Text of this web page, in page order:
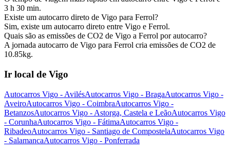
3 h 30 min.
Existe um autocarro direto de Vigo para Ferrol?
Sim, existe um autocarro direto entre Vigo e Ferrol.
Quais são as emissões de CO2 de Vigo a Ferrol por autocarro?
A jornada autocarro de Vigo para Ferrol cria emissões de CO2 de
10.85kg.
Ir local de Vigo
Autocarros Vigo - AvilésAutocarros Vigo - BragaAutocarros Vigo -
AveiroAutocarros Vigo - CoimbraAutocarros Vigo -
BetanzosAutocarros Vigo - Astorga, Castela e LeãoAutocarros Vigo
- CorunhaAutocarros Vigo - FátimaAutocarros Vigo -
RibadeoAutocarros Vigo - Santiago de CompostelaAutocarros Vigo
- SalamancaAutocarros Vigo - Ponferrada